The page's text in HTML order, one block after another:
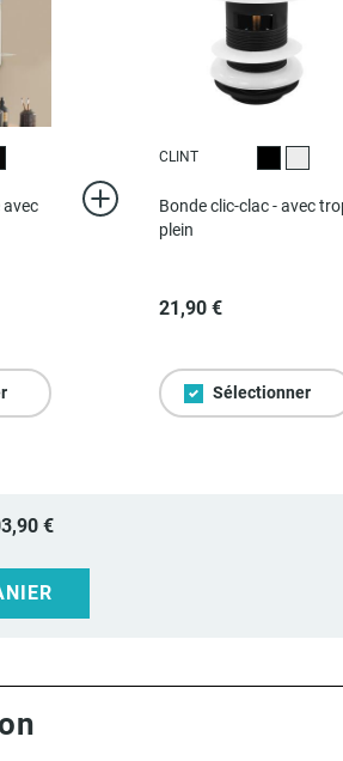
blanche
noire
CLINT
NoirChromé
Bonde clic-clac - avec
plein
21,90 €
Sélectionner
€